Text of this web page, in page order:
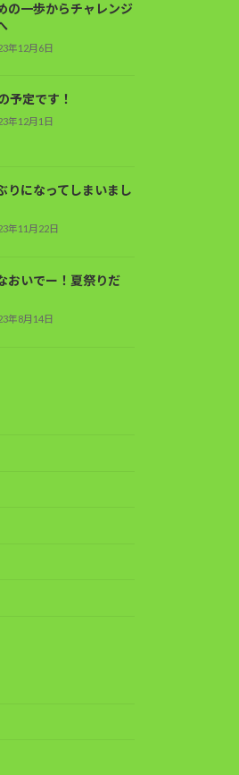
の一歩からチャレンジ
年12月6日
予定です！
年12月1日
りになってしまいまし
年11月22日
おいでー！夏祭りだ
年8月14日